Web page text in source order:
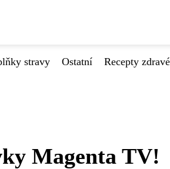
stravy Ostatní Recepty
Magenta TV!